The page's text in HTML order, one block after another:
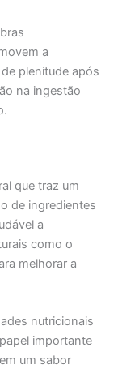
a
plenitude após
na ingestão
que traz um
de ingredientes
a
como o
melhorar a
nutricionais
importante
um sabor